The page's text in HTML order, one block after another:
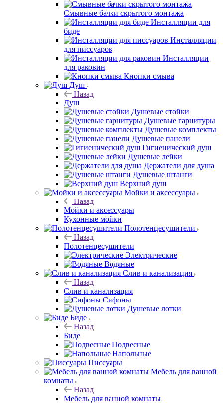
Смывные бачки скрытого монтажа
Инсталляции для
биде
Инсталляции
для писсуаров
Инсталляции
для раковин
Кнопки смыва
Душ
Назад
Душ
Душевые стойки
Душевые гарнитуры
Душевые комплекты
Душевые панели
Гигиенический душ
Душевые лейки
Держатели для душа
Душевые штанги
Верхний душ
Мойки и аксессуары
Назад
Мойки и аксессуары
Кухонные мойки
Полотенцесушители
Назад
Полотенцесушители
Электрические
Водяные
Слив и канализация
Назад
Слив и канализация
Сифоны
Душевые лотки
Биде
Назад
Биде
Подвесные
Напольные
Писсуары
Мебель для ванной
комнаты
Назад
Мебель для ванной комнаты